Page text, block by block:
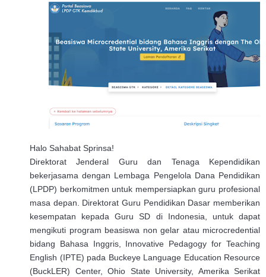
Halo Sahabat Sprinsa!
Direktorat Jenderal Guru dan Tenaga Kependidikan
bekerjasama dengan Lembaga Pengelola Dana Pendidikan
(LPDP) berkomitmen untuk mempersiapkan guru profesional
masa depan. Direktorat Guru Pendidikan Dasar memberikan
kesempatan kepada Guru SD di Indonesia, untuk dapat
mengikuti program beasiswa non gelar atau microcredential
bidang Bahasa Inggris, Innovative Pedagogy for Teaching
English (IPTE) pada Buckeye Language Education Resource
(BuckLER) Center, Ohio State University, Amerika Serikat